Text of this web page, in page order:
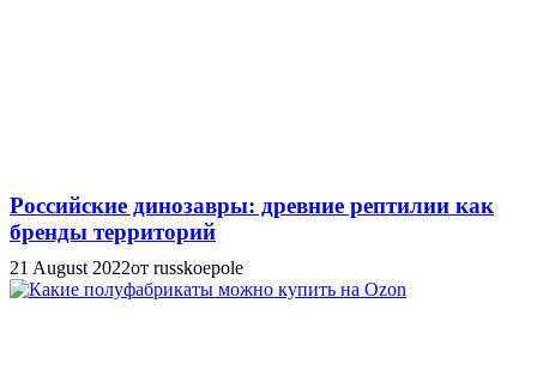
Российские динозавры: древние рептилии как
бренды территорий
21 August 2022от russkoepole